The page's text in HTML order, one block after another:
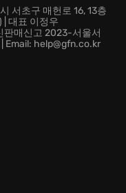
서초구 매헌로 16, 13층
| 대표 이정우
매신고 2023-서울서
help@gfn.co.kr